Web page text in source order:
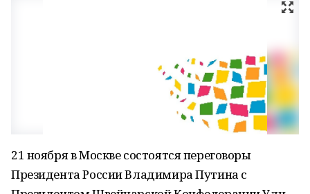
21 ноября в Москве состоятся переговоры
Президента России Владимира Путина с